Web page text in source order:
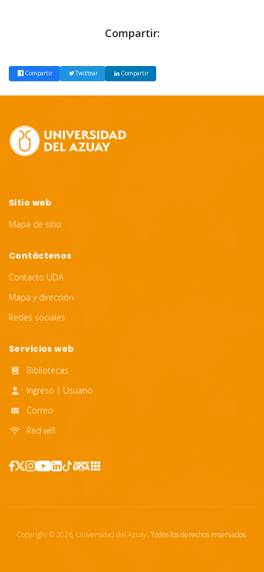
Compartir:
Compartir Twittear Compartir
Footer
Sitio web
Mapa de sitio
Contáctenos
Contacto UDA
Mapa y dirección
Redes sociales
Servicios web
Bibliotecas
Ingreso | Usuario
Correo
Red wifi
Copyright ©2026, Universidad del Azuay. Todos los derechos reservados.